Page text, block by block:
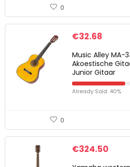
0
€32.68
Music Alley MA-
Akoestische
Junior Gitaar
Already Sold: 40%
0
€324.50